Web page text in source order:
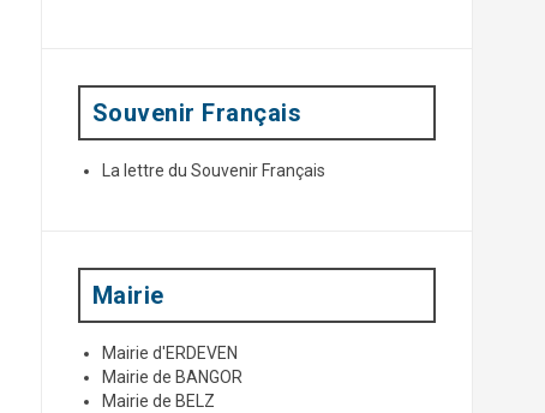
r
Souvenir Français
La lettre du Souvenir Français
Mairie
Mairie d'ERDEVEN
Mairie de BANGOR
Mairie de BELZ